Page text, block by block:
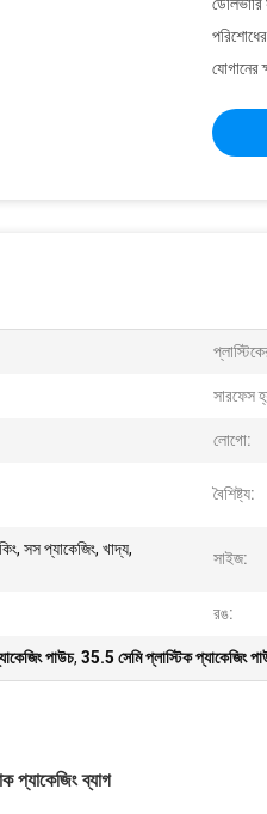
যোগানের
সারফেস
লোগো:
বৈশিষ্ট্য:
সস প্যাকেজিং, খাদ্য,
সাইজ:
রঙ:
পাউচ, 35.5 সেমি প্লাস্টিক প্যাকেজিং
প্যাকেজিং ব্যাগ